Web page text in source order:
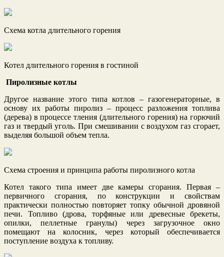
Схема котла длительного горения
Котел длительного горения в гостиной
Пиролизные котлы
Другое название этого типа котлов – газогенераторные, в
основу их работы пиролиз – процесс разложения топлива
(дерева) в процессе тления (длительного горения) на горючий
газ и твердый уголь. При смешивании с воздухом газ сгорает,
выделяя большой объем тепла.
Схема строения и принципа работы пиролизного котла
Котел такого типа имеет две камеры сгорания. Первая –
первичного сгорания, по конструкции и свойствам
практически полностью повторяет топку обычной дровяной
печи. Топливо (дрова, торфяные или древесные брекеты,
опилки, пеллетные гранулы) через загрузочное окно
помещают на колосник, через который обеспечивается
поступление воздуха к топливу.